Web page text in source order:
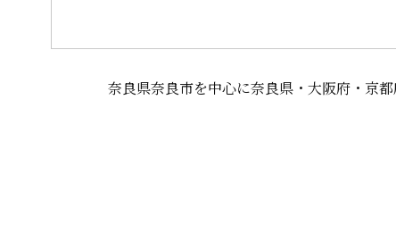
奈良県奈良市を中心に奈良県・大阪府・京